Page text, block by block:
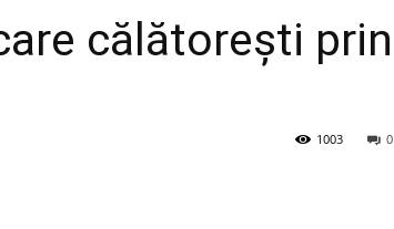
călătorești prin
0
1003